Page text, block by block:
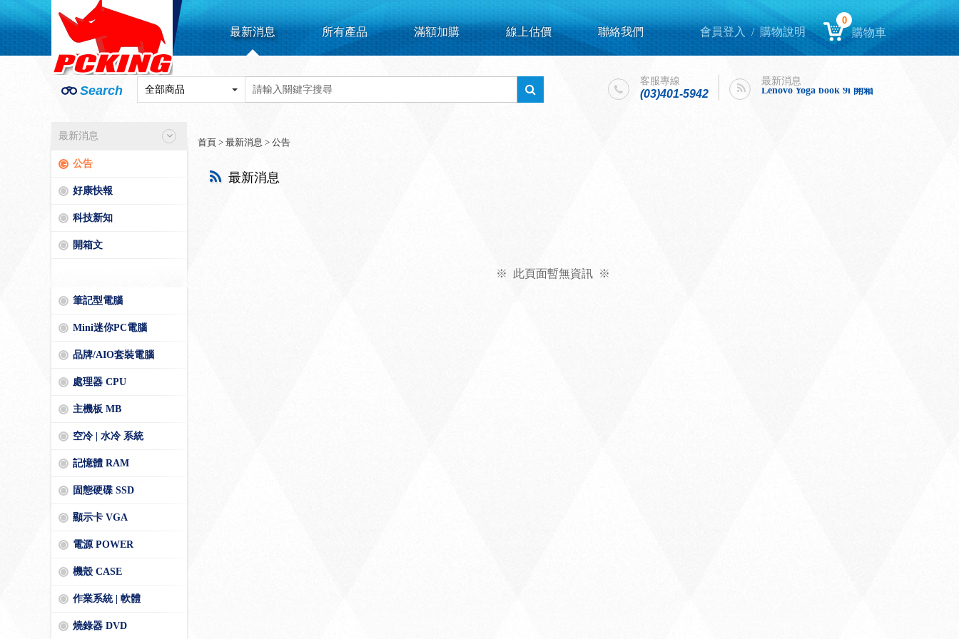
最新消息 所有產品 滿額加購 線上估價 聯絡我們 會員登入 /購物說明
0
購物車
Search
客服專線
(03)401-5942
最新消息
Lenovo Yoga book 9i 開箱
Lenovo Yoga book 9i 開箱
最新消息
公告
好康快報
科技新知
開箱文
筆記型電腦
Mini迷你PC電腦
品牌/AIO套裝電腦
處理器 CPU
主機板 MB
空冷 | 水冷 系統
記憶體 RAM
固態硬碟 SSD
顯示卡 VGA
電源 POWER
機殼 CASE
作業系統 | 軟體
燒錄器 DVD
首頁 > 最新消息 > 公告
最新消息
※ 此頁面暫無資訊 ※